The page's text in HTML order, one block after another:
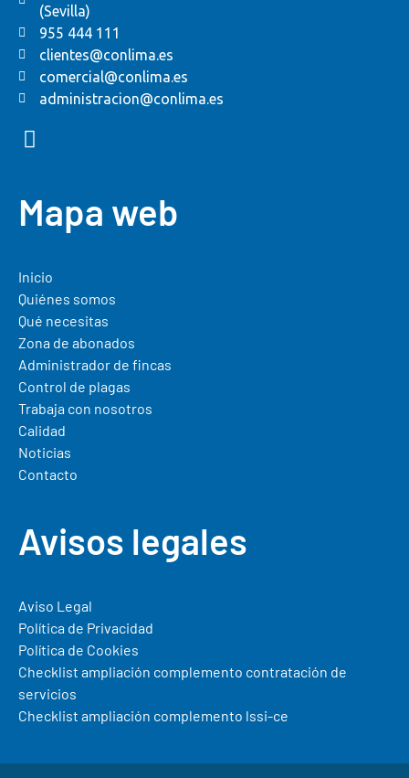
(Sevilla)
955 444 111
clientes@conlima.es
comercial@conlima.es
administracion@conlima.es
Mapa web
Inicio
Quiénes somos
Qué necesitas
Zona de abonados
Administrador de fincas
Control de plagas
Trabaja con nosotros
Calidad
Noticias
Contacto
Avisos legales
Aviso Legal
Política de Privacidad
Política de Cookies
Checklist ampliación complemento contratación de
servicios
Checklist ampliación complemento lssi-ce